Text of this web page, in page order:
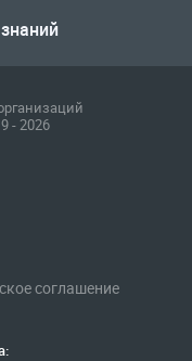
- 2026
соглашение